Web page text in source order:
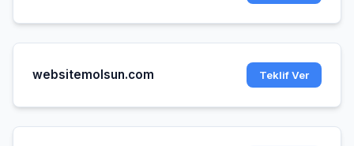
websitemolsun.com Teklif Ver